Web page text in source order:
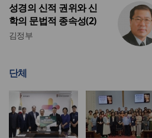
성경의 신적 권위와 신
학의 문법적 종속성(2)
김정부
단체